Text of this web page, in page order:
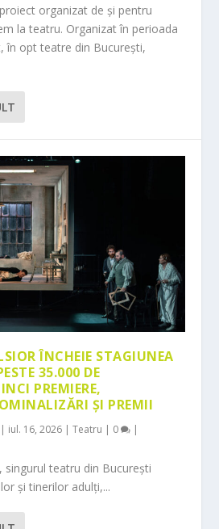
organizat de și pentru
la teatru. Organizat în perioada
în opt teatre din București,
ÎNCHEIE STAGIUNEA
35.000 DE
PREMIERE,
ȘI PREMII
| iul. 16, 2026 |Teatru | 0 |
singurul teatru din București
și tinerilor adulți,...